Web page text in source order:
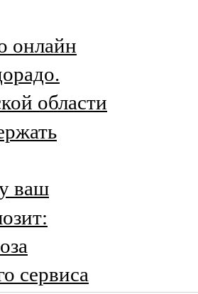
онлайн
области
ваш
сервиса